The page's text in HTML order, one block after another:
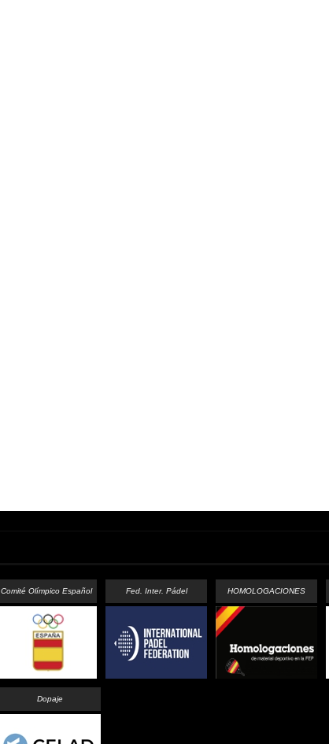
Comité Olímpico Español Fed. Inter. Pádel HOMOLOGACIONES
Dopaje